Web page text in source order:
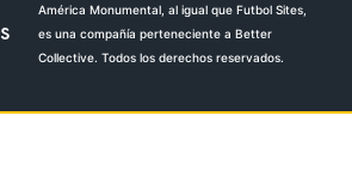
América Monumental, al igual que Futbol Sites,
es una compañía perteneciente a Better
Collective. Todos los derechos reservados.